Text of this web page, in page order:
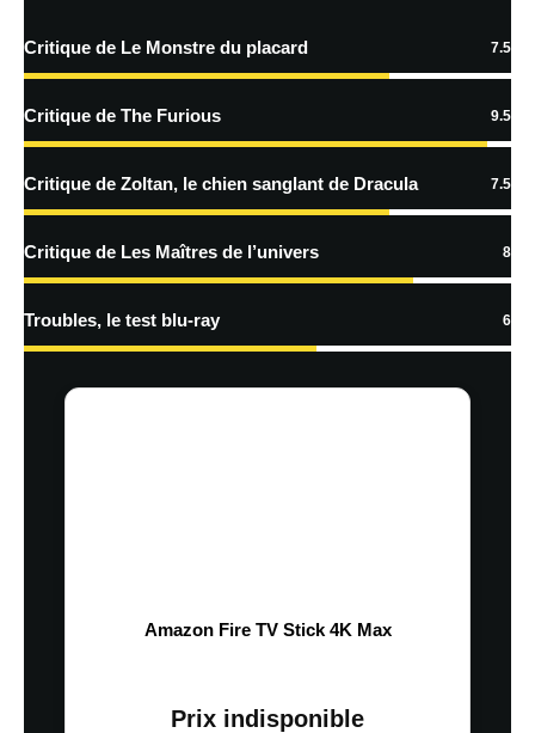
Critique de Le Monstre du placard 7.5
Critique de The Furious 9.5
Critique de Zoltan, le chien sanglant de Dracula 7.5
Critique de Les Maîtres de l’univers 8
Troubles, le test blu-ray 6
Amazon Fire TV Stick 4K Max
Prix indisponible